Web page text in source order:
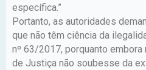
específica.”
Portanto, as autoridades
que não têm ciência da
nº 63/2017, porquanto
de Justiça não soubesse da